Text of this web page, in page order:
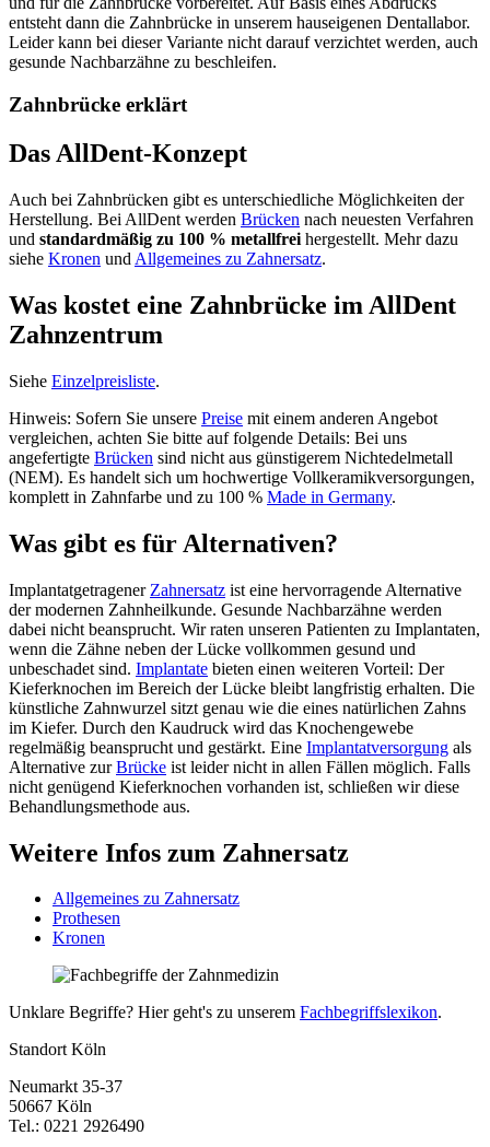
entsteht dann die Zahnbrücke in unserem hauseigenen Dentallabor.
Leider kann bei dieser Variante nicht darauf verzichtet werden, auch
gesunde Nachbarzähne zu beschleifen.
Zahnbrücke erklärt
Das AllDent-Konzept
Auch bei Zahnbrücken gibt es unterschiedliche Möglichkeiten der
Herstellung. Bei AllDent werden Brücken nach neuesten Verfahren
und standardmäßig zu 100 % metallfrei hergestellt. Mehr dazu
siehe Kronen und Allgemeines zu Zahnersatz.
Was kostet eine Zahnbrücke im AllDent
Zahnzentrum
Siehe Einzelpreisliste.
Hinweis: Sofern Sie unsere Preise mit einem anderen Angebot
vergleichen, achten Sie bitte auf folgende Details: Bei uns
angefertigte Brücken sind nicht aus günstigerem Nichtedelmetall
(NEM). Es handelt sich um hochwertige Vollkeramikversorgungen,
komplett in Zahnfarbe und zu 100 % Made in Germany.
Was gibt es für Alternativen?
Implantatgetragener Zahnersatz ist eine hervorragende Alternative
der modernen Zahnheilkunde. Gesunde Nachbarzähne werden
dabei nicht beansprucht. Wir raten unseren Patienten zu Implantaten,
wenn die Zähne neben der Lücke vollkommen gesund und
unbeschadet sind. Implantate bieten einen weiteren Vorteil: Der
Kieferknochen im Bereich der Lücke bleibt langfristig erhalten. Die
künstliche Zahnwurzel sitzt genau wie die eines natürlichen Zahns
im Kiefer. Durch den Kaudruck wird das Knochengewebe
regelmäßig beansprucht und gestärkt. Eine Implantatversorgung als
Alternative zurBrücke ist leider nicht in allen Fällen möglich. Falls
nicht genügend Kieferknochen vorhanden ist, schließen wir diese
Behandlungsmethode aus.
Weitere Infos zum Zahnersatz
Allgemeines zu Zahnersatz
Prothesen
Kronen
Unklare Begriffe? Hier geht's zu unserem Fachbegriffslexikon.
Standort Köln
Neumarkt 35-37
50667 Köln
Tel.: 0221 2926490